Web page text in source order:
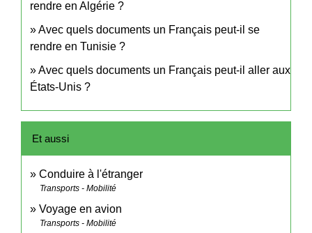
rendre en Algérie ?
Avec quels documents un Français peut-il se
rendre en Tunisie ?
Avec quels documents un Français peut-il aller aux
États-Unis ?
Et aussi
Conduire à l'étranger
Transports - Mobilité
Voyage en avion
Transports - Mobilité